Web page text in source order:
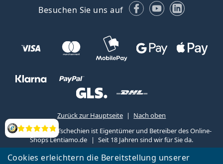
Cookies erleichtern die Bereitstellung unserer
Bewertung
Besuchen Sie uns auf Facebook
YouTubeLinkedIn
Zurück zur Hauptseite
Nach oben
Lentiamo s.r.o., Tschechien ist Eigentümer und Betreiber des Online-
Shops Lentiamo.de
Seit 18 Jahren sind wir für Sie da.